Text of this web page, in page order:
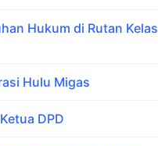
Hukum di Rutan Kelas
Hulu Migas
DPD